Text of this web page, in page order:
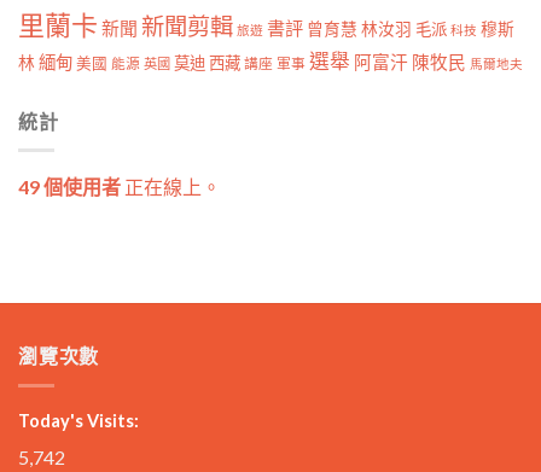
里蘭卡 新聞 新聞剪輯 旅遊 書評 曾育慧 林汝羽 毛派 科技 穆斯
林 緬甸 美國 能源 英國 莫迪 西藏 講座 軍事 選舉 阿富汗 陳牧民 馬爾地夫
統計
49 個使用者 正在線上。
瀏覽次數
Today's Visits:
5,742